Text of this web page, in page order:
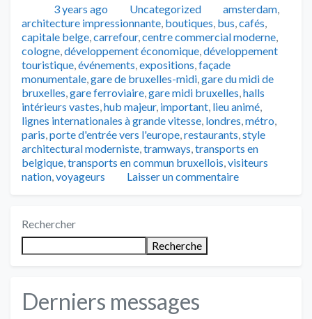
Publié3 years ago Catégories
Uncategorized Tags
amsterdam,
architecture impressionnante, boutiques, bus,cafés,
capitale belge,carrefour,centre commercial moderne,
cologne,développement économique,développement
touristique,événements,expositions,façade
monumentale,gare de bruxelles-midi,gare du midi de
bruxelles,gare ferroviaire,gare midi bruxelles,halls
intérieurs vastes,hub majeur, important, lieu animé,
lignes internationales à grande vitesse, londres,métro,
paris,porte d'entrée vers l'europe,restaurants,style
architectural moderniste,tramways,transports en
belgique,transports en commun bruxellois,visiteurs
nation,voyageurs Laisser un commentaire
Rechercher
Recherche
Derniers messages